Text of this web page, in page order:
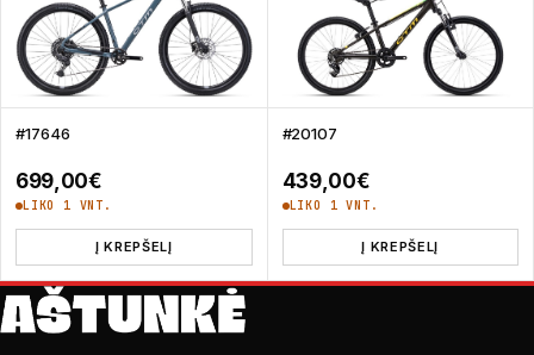
#17646
699,00€
LIKO 1 VNT.
Į KREPŠELĮ
#20107
439,00€
LIKO 1 VNT.
Į KREPŠELĮ